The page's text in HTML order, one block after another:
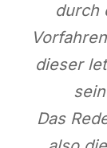
durch
dieser
Das